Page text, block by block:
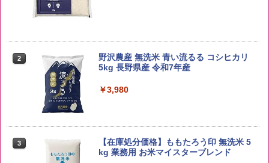
2
野沢農産 無洗米 青い流るる コシヒカリ
5kg 長野県産 令和7年産
￥3,980
3
【在庫処分価格】ももたろう印 無洗米 5
kg 業務用 お米マイスターブレンド